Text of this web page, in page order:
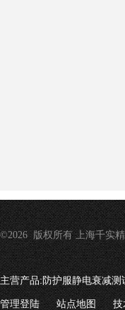
©2026 版权所有 上海千实
主营产品:防护服静电衰减测
管理登陆 站点地图 技